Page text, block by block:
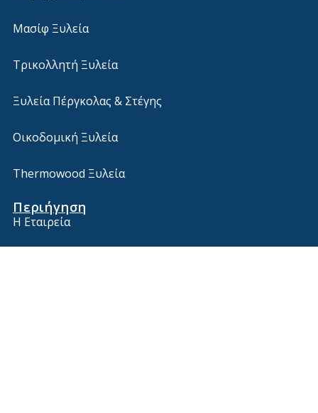
Μασίφ Ξυλεία
Τρικολλητή Ξυλεία
Ξυλεία Πέργκολας & Στέγης
Οικοδομική Ξυλεία
Thermowood Ξυλεία
Περιήγηση
Η Εταιρεία